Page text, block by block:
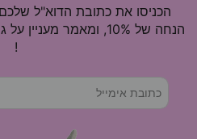
הכניסו את כתובת הדוא"ל שלכם
הנחה של 10%, ומאמר
!